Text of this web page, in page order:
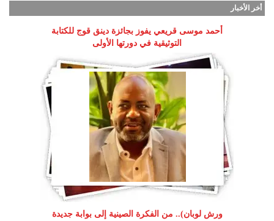
أخر الأخبار
أحمد موسى قريعي يفوز بجائزة دينق قوج للكتابة
التوثيقية في دورتها الأولى
ورش لوبان).. من الفكرة الصينية إلى بوابة جديدة